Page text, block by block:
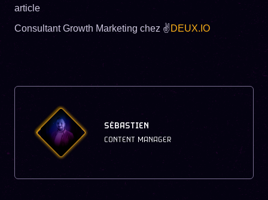
article
Consultant Growth Marketing chez ✌DEUX.IO
SÉBASTIEN
CONTENT MANAGER